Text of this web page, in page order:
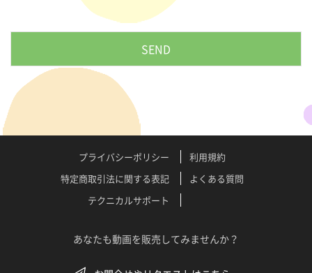
プライバシーポリシー
利用規約
特定商取引法に関する表記
よくある質問
テクニカルサポート
あなたも動画を販売してみませんか？